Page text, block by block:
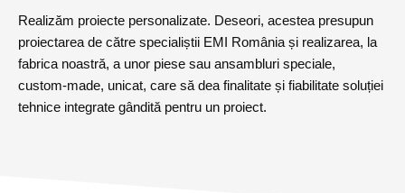
Realizăm proiecte personalizate. Deseori, acestea presupun
proiectarea de către specialiștii EMI România și realizarea, la
fabrica noastră, a unor piese sau ansambluri speciale,
custom-made, unicat, care să dea finalitate și fiabilitate soluției
tehnice integrate gândită pentru un proiect.